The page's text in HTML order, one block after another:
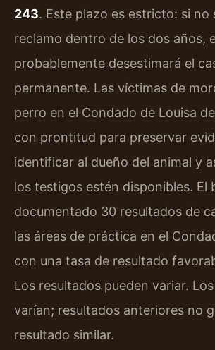
243. Este plazo es estricto: si no
reclamo dentro de los dos años,
probablemente desestimará el
permanente. Las víctimas de
perro en el Condado de Louisa
con prontitud para preservar
identificar al dueño del animal y
los testigos estén disponibles. El
documentado 30 resultados de
las áreas de práctica en el
con una tasa de resultado
Los resultados pueden variar.
varían; resultados anteriores no
resultado similar.